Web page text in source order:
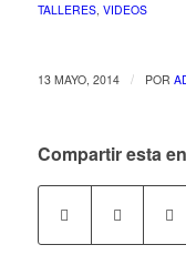
TALLERES, VIDEOS
13 MAYO, 2014 / POR
Compartir esta